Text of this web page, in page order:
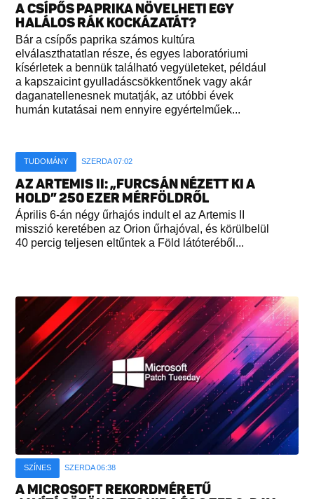
A CSÍPŐS PAPRIKA NÖVELHETI EGY
HALÁLOS RÁK KOCKÁZATÁT?
Bár a csípős paprika számos kultúra
elválaszthatatlan része, és egyes laboratóriumi
kísérletek a bennük található vegyületeket, például
a kapszaicint gyulladáscsökkentőnek vagy akár
daganatellenesnek mutatják, az utóbbi évek
humán kutatásai nem ennyire egyértelműek...
TUDOMÁNY SZERDA 07:02
AZ ARTEMIS II: „FURCSÁN NÉZETT KI A
HOLD” 250 EZER MÉRFÖLDRŐL
Április 6-án négy űrhajós indult el az Artemis II
misszió keretében az Orion űrhajóval, és körülbelül
40 percig teljesen eltűntek a Föld látóteréből...
SZÍNES SZERDA 06:38
A MICROSOFT REKORDMÉRETŰ